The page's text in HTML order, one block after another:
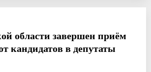
области завершен приём
кандидатов в депутаты